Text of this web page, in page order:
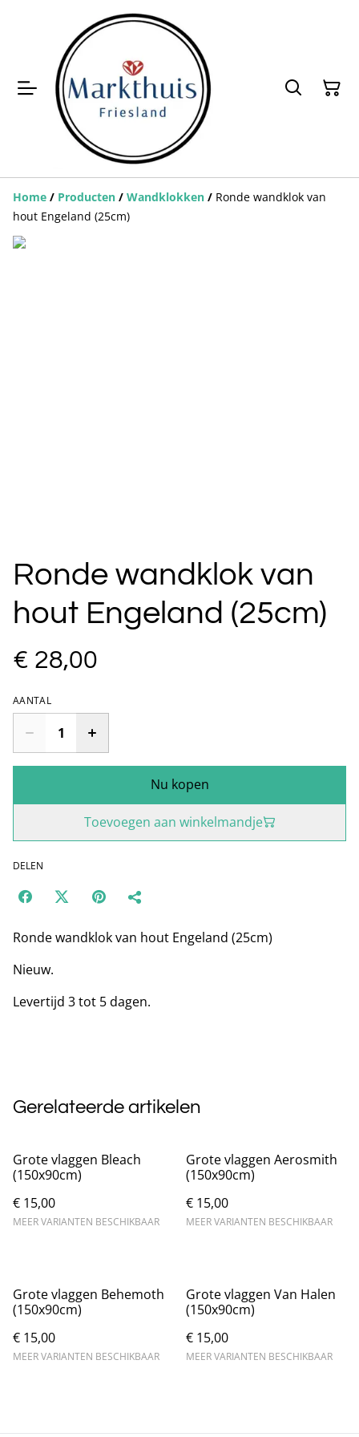
Home / Producten / Wandklokken / Ronde wandklok van
hout Engeland (25cm)
Ronde wandklok van
hout Engeland (25cm)
€ 28,00
AANTAL
Nu kopen
Toevoegen aan winkelmandje
DELEN
Ronde wandklok van hout Engeland (25cm)
Nieuw.
Levertijd 3 tot 5 dagen.
Gerelateerde artikelen
Grote vlaggen Bleach
(150x90cm)
€ 15,00
MEER VARIANTEN BESCHIKBAAR
Grote vlaggen Aerosmith
(150x90cm)
€ 15,00
MEER VARIANTEN BESCHIKBAAR
Grote vlaggen Behemoth
(150x90cm)
€ 15,00
MEER VARIANTEN BESCHIKBAAR
Grote vlaggen Van Halen
(150x90cm)
€ 15,00
MEER VARIANTEN BESCHIKBAAR